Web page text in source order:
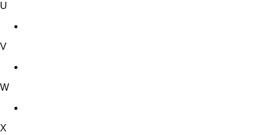
U
V
W
X